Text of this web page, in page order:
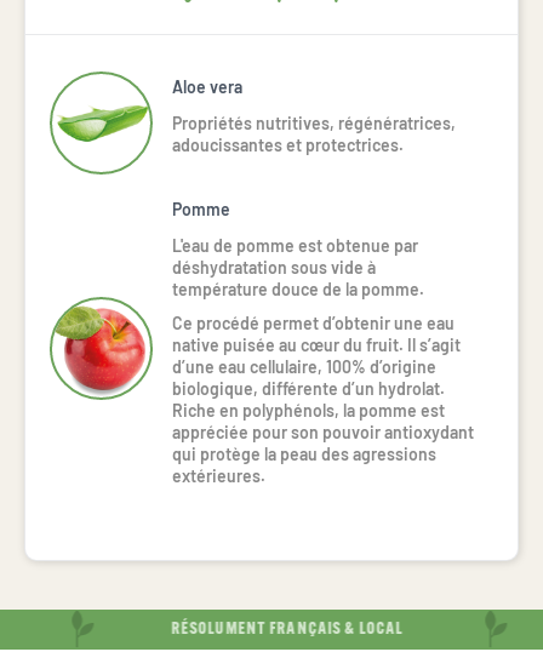
Aloe vera
Propriétés nutritives, régénératrices,
adoucissantes et protectrices.
Pomme
L'eau de pomme est obtenue par
déshydratation sous vide à
température douce de la pomme.
Ce procédé permet d’obtenir une eau
native puisée au cœur du fruit. Il s’agit
d’une eau cellulaire, 100% d’origine
biologique, différente d’un hydrolat.
Riche en polyphénols, la pomme est
appréciée pour son pouvoir antioxydant
qui protège la peau des agressions
extérieures.
RÉSOLUMENT FRANÇAIS & LOCAL